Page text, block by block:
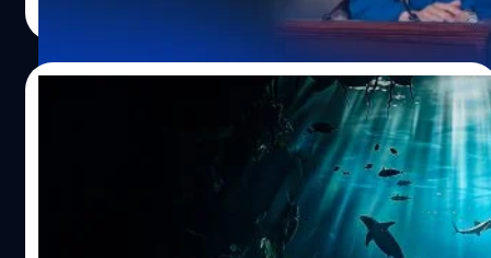
เหลือศูนย์ หรือแม้แต่ติดลบ แทนที่จะปล่อยให้พลังงานส่วน
เกินสูญเปล่า รัฐบาลจึงต้องการจูงใจให้ประชาชนย้ายการใช้
ไฟฟ้ามาอยู่ช่วงกลางวัน เช่น…
แพทย์ หรือนักบินอวกาศ NASA BT Source Code คัมแบ็กอีก
ครั้งพร้อมบุคคลน่าสนใจคนนี้ เราจะพาผู้อ่านมาสำรวจ
แนวคิด ไอเดีย และมุมมองต่อโลกของผู้ชายที่ผ่าน 3 อาชีพสุด
โหดจากการกล่าวสุนทรพจน์ในงาน Harvard Alumni Day
2026 (งานศิษย์เก่ามหาวิทยาลัยฮาร์วาร์ด) ‘ฮีโร’ ไม่ได้เกิด
จากตัวคนเดียว แต่มาจากการยอมรับว่าเราไม่สามารถทำได้
ตามลำพัง คิมเล่าว่าเหตุผลเดียวที่เขาเลือกทำงานในหน่วยซีล
คือความคิดที่อยากจะเป็น ‘ซูเปอร์ฮีโร’ เขาอยากช่วยชีวิตคน
ด้วยพละกำลังของเขาคนเดียว แต่สิ่งที่เขาคิดผิดที่สุดคือ ‘เรา
เมื่อมหาสมุทรกำลัง “มืดลง” อาจกระทบสิ่งมี
แสงจากดวงอาทิตย์คือจุดเริ่มต้นของทุกชีวิตรวมถึงใน
มหาสมุทร เพราะสิ่งมีชีวิตจำนวนมาก ตั้งแต่แพลงก์ตอนพืชไป